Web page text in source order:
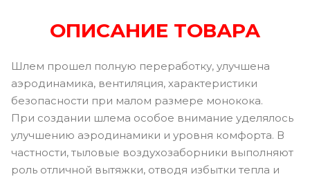
ОПИСАНИЕ ТОВАРА
Шлем прошел полную переработку, улучшена
аэродинамика, вентиляция, характеристики
безопасности при малом размере монокока.
При создании шлема особое внимание уделялось
улучшению аэродинамики и уровня комфорта. В
частности, тыловые воздухозаборники выполняют
роль отличной вытяжки, отводя избытки тепла и